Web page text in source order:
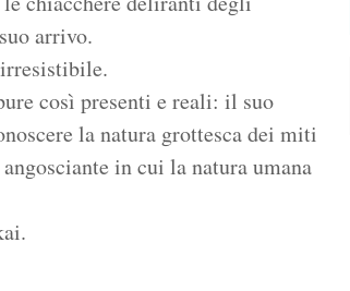
arrivo.
così presenti e reali: il suo
la natura grottesca dei miti
in cui la natura umana